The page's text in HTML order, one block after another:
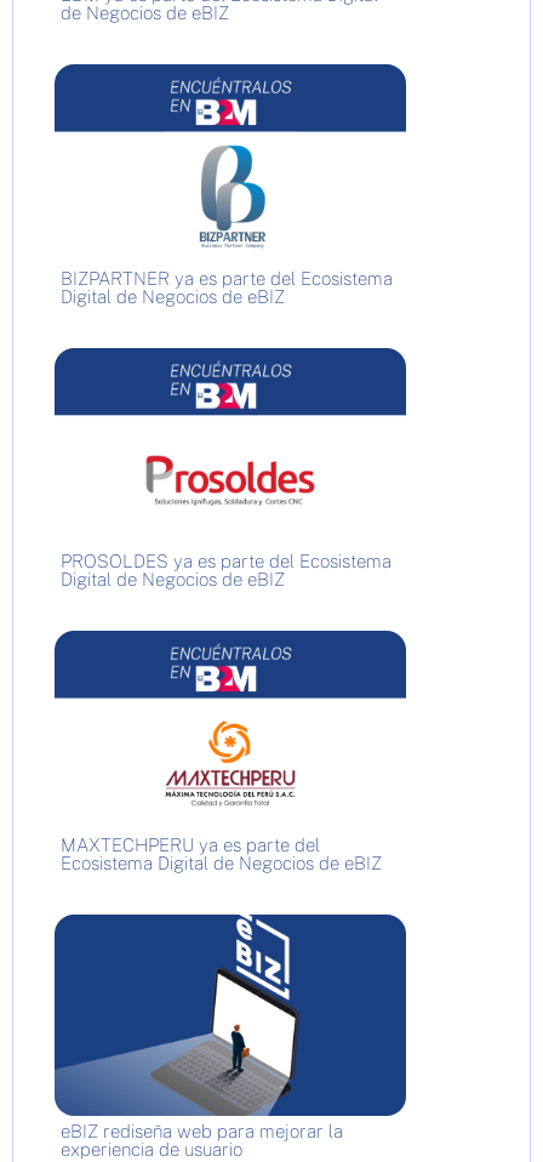
de Negocios de eBIZ
BIZPARTNER ya es parte del Ecosistema
Digital de Negocios de eBIZ
PROSOLDES ya es parte del Ecosistema
Digital de Negocios de eBIZ
MAXTECHPERU ya es parte del
Ecosistema Digital de Negocios de eBIZ
eBIZ rediseña web para mejorar la
experiencia de usuario